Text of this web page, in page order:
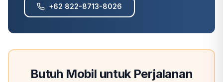
+62 822-8713-8026
Butuh Mobil untuk Perjalanan